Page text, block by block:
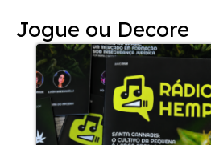
Jogue ou Decore